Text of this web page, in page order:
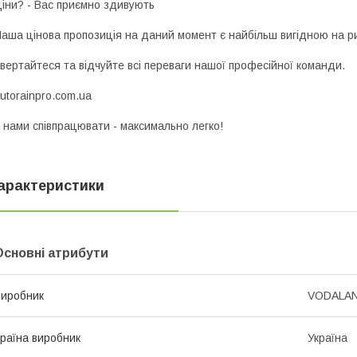
- Вас приємно здивують
цінова пропозиція на даний момент є найбільш вигідною на
та відчуйте всі переваги нашої професійної команди.
нами співпрацювати - максимально легко!
атрибути
виробник Україна